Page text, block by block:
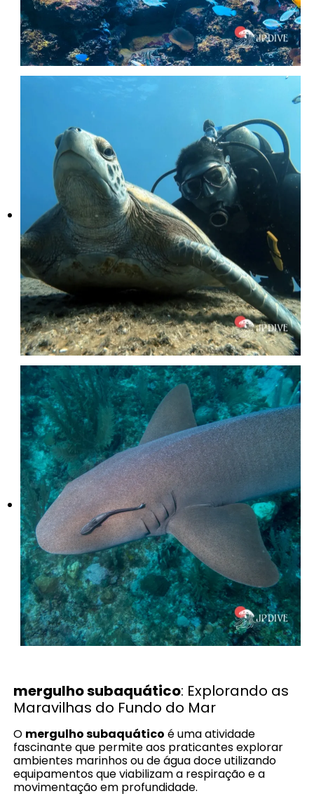
mergulho subaquático: Explorando as
Maravilhas do Fundo do Mar
O mergulho subaquático é uma atividade
fascinante que permite aos praticantes explorar
ambientes marinhos ou de água doce utilizando
equipamentos que viabilizam a respiração e a
movimentação em profundidade.